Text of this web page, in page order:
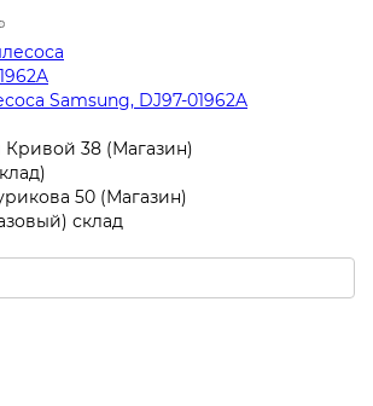
Samsung, DJ97-01962A
38 (Магазин)
50 (Магазин)
склад